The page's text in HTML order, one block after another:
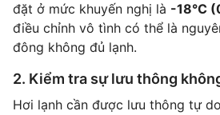
đặt ở mức khuyến nghị là -18°C
điều chỉnh vô tình có thể là
đông không đủ lạnh.
2. Kiểm tra sự lưu thông
Hơi lạnh cần được lưu thông tự